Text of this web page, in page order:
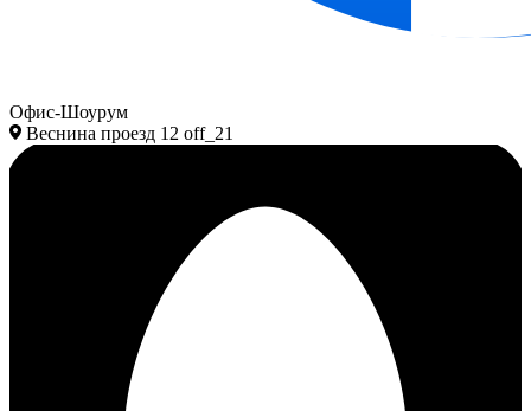
Офис-Шоурум
Веснина проезд 12 off_21